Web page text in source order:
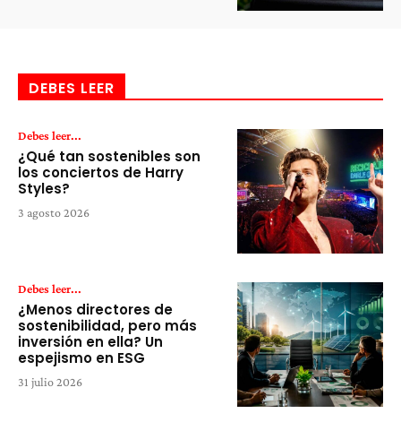
DEBES LEER
Debes leer...
¿Qué tan sostenibles son
los conciertos de Harry
Styles?
3 agosto 2026
Debes leer...
¿Menos directores de
sostenibilidad, pero más
inversión en ella? Un
espejismo en ESG
31 julio 2026